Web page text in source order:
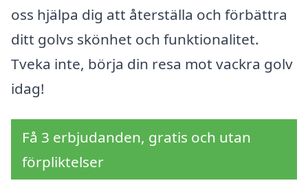
oss hjälpa dig att återställa och förbättra
ditt golvs skönhet och funktionalitet.
Tveka inte, börja din resa mot vackra golv
idag!
Få 3 erbjudanden, gratis och utan
förpliktelser